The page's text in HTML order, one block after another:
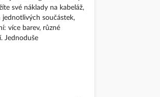
své náklady na kabeláž,
součástek,
více barev, různé
Jednoduše